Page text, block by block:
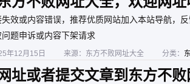
失效或内容错误，推荐优质网站加入本站导航，
题申诉或内容下架请求
年12月15日 来源：东方不败网址大全 分类：
址或者提交文章到东方不